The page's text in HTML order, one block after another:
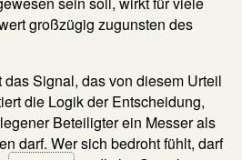
großzügig zugunsten des
Signal, das von diesem Urteil
die Logik der Entscheidung,
Beteiligter ein Messer als
darf. Wer sich bedroht fühlt, darf